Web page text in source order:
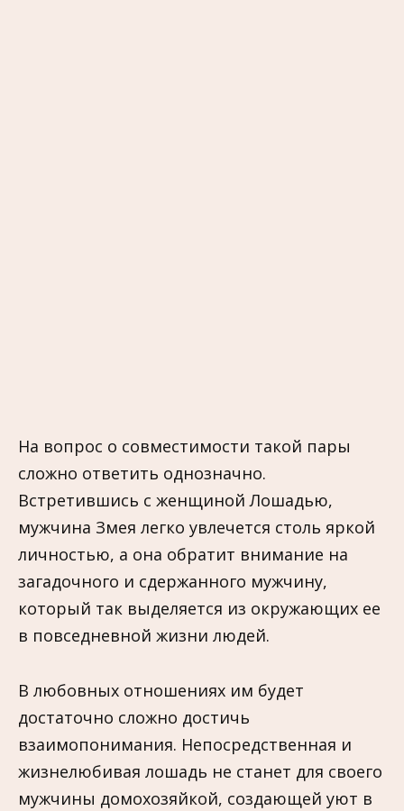
На вопрос о совместимости такой пары
сложно ответить однозначно.
Встретившись с женщиной Лошадью,
мужчина Змея легко увлечется столь яркой
личностью, а она обратит внимание на
загадочного и сдержанного мужчину,
который так выделяется из окружающих ее
в повседневной жизни людей.
В любовных отношениях им будет
достаточно сложно достичь
взаимопонимания. Непосредственная и
жизнелюбивая лошадь не станет для своего
мужчины домохозяйкой, создающей уют в